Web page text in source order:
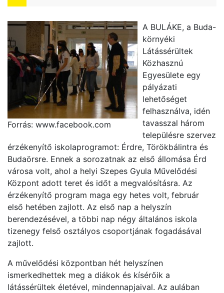
Forrás: www.facebook.com
A BULÁKE, a Buda-
környéki
Látássérültek
Közhasznú
Egyesülete egy
pályázati
lehetőséget
felhasználva, idén
tavasszal három
településre szervez
érzékenyítő iskolaprogramot: Érdre, Törökbálintra és
Budaörsre. Ennek a sorozatnak az első állomása Érd
városa volt, ahol a helyi Szepes Gyula Művelődési
Központ adott teret és időt a megvalósításra. Az
érzékenyítő program maga egy hetes volt, február
első hetében zajlott. Az első nap a helyszín
berendezésével, a többi nap négy általános iskola
tizenegy felső osztályos csoportjának fogadásával
zajlott.
A művelődési központban hét helyszínen
ismerkedhettek meg a diákok és kísérőik a
látássérültek életével, mindennapjaival. Az aulában